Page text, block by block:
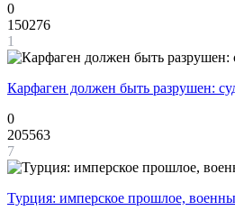
0
150276
1
Карфаген должен быть разрушен:
0
205563
7
Турция: имперское прошлое,